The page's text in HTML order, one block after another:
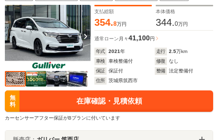
支払総額
354.8万円
本体価格
344.0万円
通常ローン 月々41,100円
年式 2021年 走行 2.5万km
車検
車検整備付 修復
なし
保証
保証付 整備
法定整備付
住所
茨城県筑西市
無
料
在庫確認・見積依頼
カーセンサーアフター保証がBプランに付いています